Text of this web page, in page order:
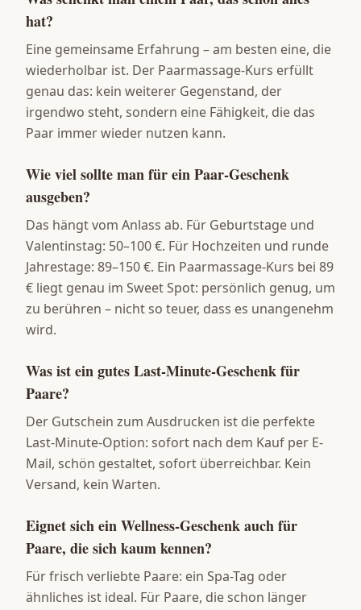
hat?
Eine gemeinsame Erfahrung – am besten eine, die
wiederholbar ist. Der Paarmassage-Kurs erfüllt
genau das: kein weiterer Gegenstand, der
irgendwo steht, sondern eine Fähigkeit, die das
Paar immer wieder nutzen kann.
Wie viel sollte man für ein Paar-Geschenk
ausgeben?
Das hängt vom Anlass ab. Für Geburtstage und
Valentinstag: 50–100 €. Für Hochzeiten und runde
Jahrestage: 89–150 €. Ein Paarmassage-Kurs bei 89
€ liegt genau im Sweet Spot: persönlich genug, um
zu berühren – nicht so teuer, dass es unangenehm
wird.
Was ist ein gutes Last-Minute-Geschenk für
Paare?
Der Gutschein zum Ausdrucken ist die perfekte
Last-Minute-Option: sofort nach dem Kauf per E-
Mail, schön gestaltet, sofort überreichbar. Kein
Versand, kein Warten.
Eignet sich ein Wellness-Geschenk auch für
Paare, die sich kaum kennen?
Für frisch verliebte Paare: ein Spa-Tag oder
ähnliches ist ideal. Für Paare, die schon länger